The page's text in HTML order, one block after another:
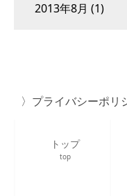
2013年8月 (1)
プライバシーポリ
トップ
top